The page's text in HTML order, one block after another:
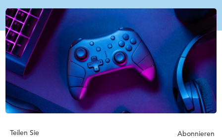
Teilen Sie Abonnieren